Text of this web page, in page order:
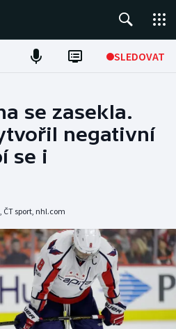
SLEDOVAT
se zasekla.
negativní
se i
, ČT sport, nhl.com